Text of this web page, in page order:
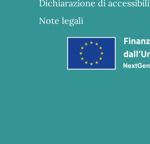
Dichiarazione di
Note legali